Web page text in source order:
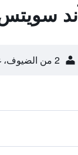
سويتس
2 من الضيوف، غرفة واحدة